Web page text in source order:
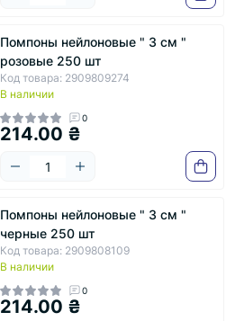
Помпоны нейлоновые " 3 см "
розовые 250 шт
Код товара: 2909809274
В наличии
0
214.00 ₴
Помпоны нейлоновые " 3 см "
черные 250 шт
Код товара: 2909808109
В наличии
0
214.00 ₴